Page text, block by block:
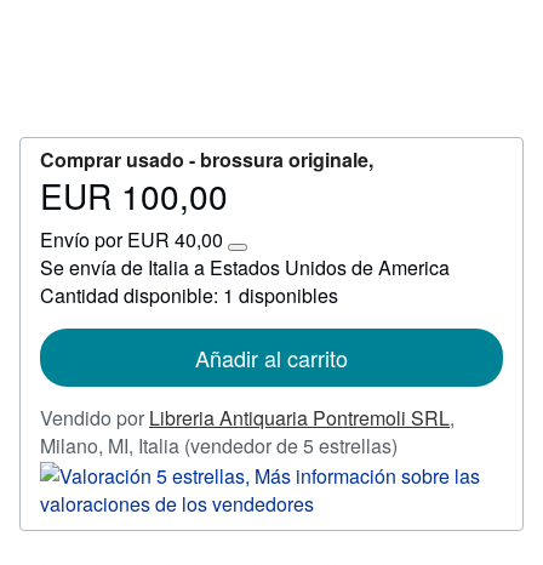
Comprar usado - brossura originale,
Precio
100,00
EUR 100,00
Envío por EUR 40,00
Más
información
sobre
tarifas
envío
Se envía de Italia a Estados Unidos de America
Cantidad disponible: 1 disponibles
Añadir al carrito
Vendido por Libreria Antiquaria Pontremoli SRL,
Milano, MI, Italia (vendedor de 5 estrellas)
del
5